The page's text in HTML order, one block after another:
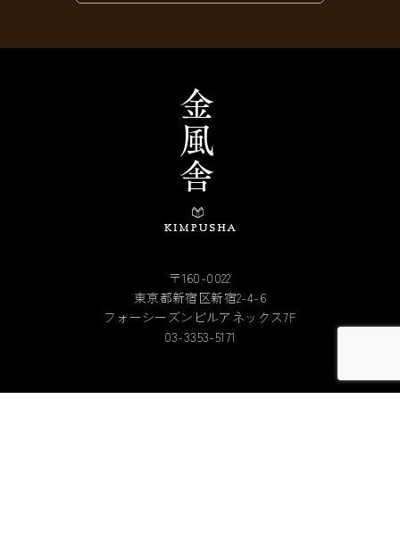
〒160-0022
東京都新宿区新宿2-4-6
フォーシーズンビルアネックス7F
03-3353-5171